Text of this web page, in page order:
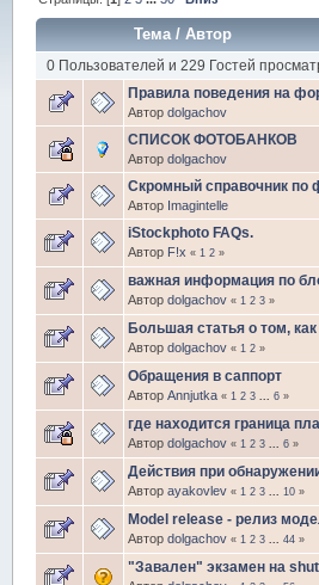
Тема/ Автор
0 Пользователей и 229 Гостей
Правила поведения на
Автор dolgachov
CПИСОК ФОТОБАНКОВ
Автор dolgachov
Скромный справочник по
Автор Imagintelle
iStockphoto FAQs.
Автор F!x « 1 2»
важная информация по
Автор dolgachov « 1 2 3»
Большая статья о том,
Автор dolgachov « 1 2»
Обращения в саппорт
Автор Annjutka « 1 2 3 6»
где находится граница
Автор dolgachov « 1 2 3 6»
Действия при
Автор ayakovlev « 1 2 3 10»
Model release - релиз
Автор dolgachov « 1 2 3 44»
"Завален" экзамен на